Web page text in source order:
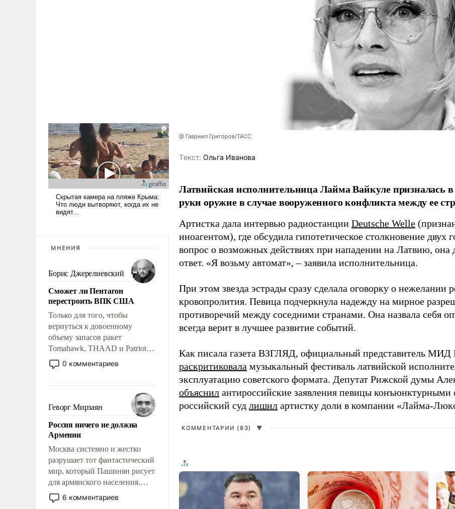
МНЕНИЯ
Борис Джерелиевский
Сможет ли Пентагон
перестроить ВПК США
Только для того, чтобы
вернуться к довоенному
объему запасов ракет
Tomahawk, THAAD и Patriot
США потребуется более трех
лет. Даже небольшая война с
Сложившаяся ситуация
означает многолетний период
уязвимости США, например,
перед Китаем.
0 комментариев
Геворг Мирзаян
Россия ничего не должна
Армении
Москва системно и жестко
разрушает тот фантастический
мир, который Пашинян рисует
для армянского населения.
Мир, где этому населению все
должны просто по
6 комментариев
@ Гавриил Григоров/ТАСС
Tекст: Ольга Иванова
Латвийская исполнительница Лайма Вайкуле призналась
руки оружие в случае вооруженного конфликта между ее
Артистка дала интервью радиостанции Deutsche Welle
иноагентом), где обсудила гипотетическое столкновение двух
вопрос о возможных действиях при нападении на Латвию, она
ответ. «Я возьму автомат», – заявила исполнительница.
При этом звезда эстрады сразу сделала оговорку о нежелании
кровопролития. Певица подчеркнула надежду на мирное
противоречий между соседними странами. Она назвала себя
всегда верит в лучшее развитие событий.
Как писала газета ВЗГЛЯД, официальный представитель МИД
раскритиковала музыкальный фестиваль латвийской
эксплуатацию советского формата. Депутат Рижской думы
объяснил антироссийские заявления певицы
российский суд лишил артистку доли в компании «Лайма-
КОММЕНТАРИИ (83) ▼